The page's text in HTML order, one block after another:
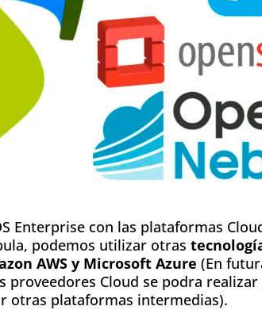
Enterprise con las plataformas
podemos utilizar otras
AWS y Microsoft Azure (En
proveedores Cloud se podra
otras plataformas intermedias).